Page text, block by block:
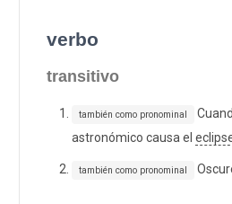
verbo
transitivo
también como pronominal
astronómico causa el
también como pronominal